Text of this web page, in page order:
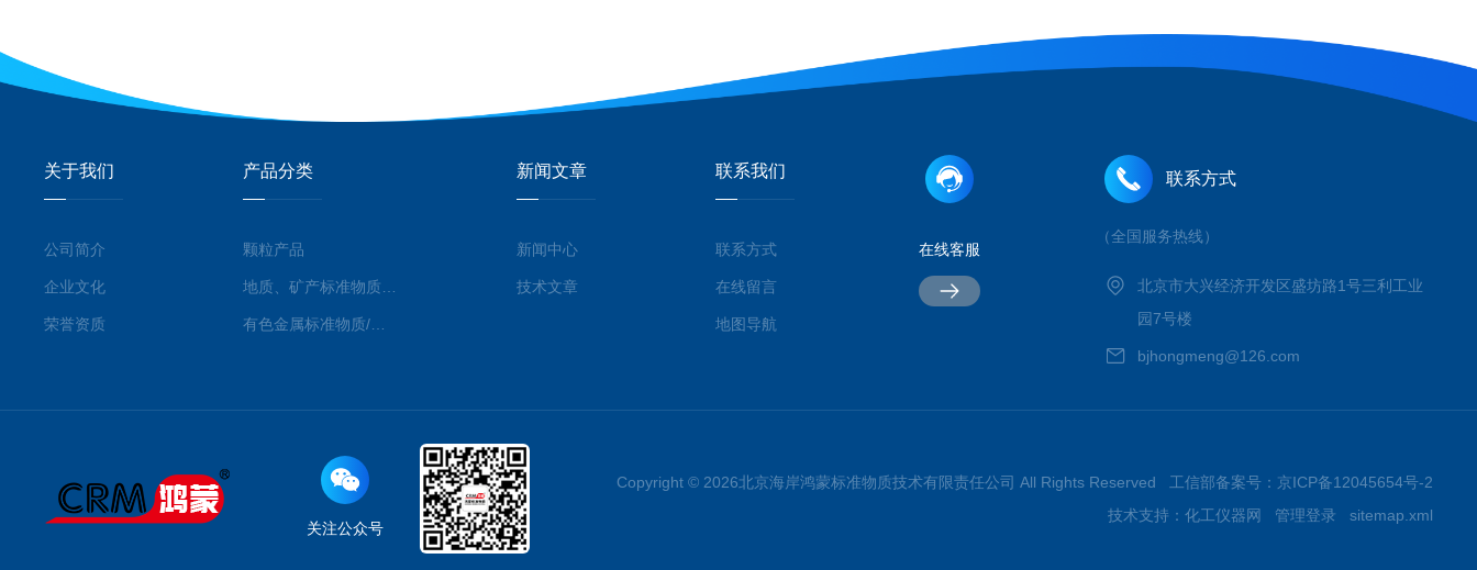
关于我们
公司简介
企业文化
荣誉资质
产品分类
颗粒产品
有色金属标准物质/标准品
新闻文章
新闻中心
技术文章
联系我们
联系方式
在线留言
地图导航
在线客服
联系方式
（全国服务热线）
北京市大兴经济开发区盛坊路1号三利工业
园7号楼
bjhongmeng@126.com
关注公众号
Copyright © 2026北京海岸鸿蒙标准物质技术有限责任公司 All Rights Reserved 工信部备案号： 京ICP备12045654号-2
技术支持： 化工仪器网 管理登录 sitemap.xml